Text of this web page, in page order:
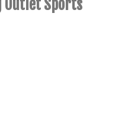
Outlet Sports